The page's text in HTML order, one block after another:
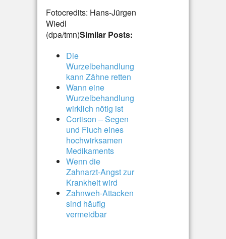
Fotocredits: Hans-Jürgen
Wiedl
(dpa/tmn)Similar Posts:
Die
Wurzelbehandlung
kann Zähne retten
Wann eine
Wurzelbehandlung
wirklich nötig ist
Cortison – Segen
und Fluch eines
hochwirksamen
Medikaments
Wenn die
Zahnarzt-Angst zur
Krankheit wird
Zahnweh-Attacken
sind häufig
vermeidbar